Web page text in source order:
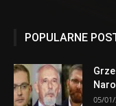
POPULARNE
05/